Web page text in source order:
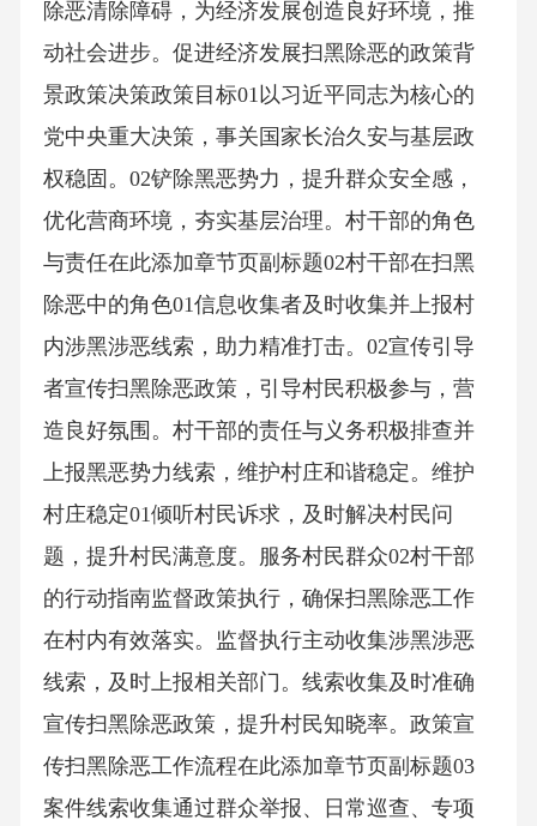
除恶清除障碍，为经济发展创造良好环境，推
动社会进步。促进经济发展扫黑除恶的政策背
景政策决策政策目标01以习近平同志为核心的
党中央重大决策，事关国家长治久安与基层政
权稳固。02铲除黑恶势力，提升群众安全感，
优化营商环境，夯实基层治理。村干部的角色
与责任在此添加章节页副标题02村干部在扫黑
除恶中的角色01信息收集者及时收集并上报村
内涉黑涉恶线索，助力精准打击。02宣传引导
者宣传扫黑除恶政策，引导村民积极参与，营
造良好氛围。村干部的责任与义务积极排查并
上报黑恶势力线索，维护村庄和谐稳定。维护
村庄稳定01倾听村民诉求，及时解决村民问
题，提升村民满意度。服务村民群众02村干部
的行动指南监督政策执行，确保扫黑除恶工作
在村内有效落实。监督执行主动收集涉黑涉恶
线索，及时上报相关部门。线索收集及时准确
宣传扫黑除恶政策，提升村民知晓率。政策宣
传扫黑除恶工作流程在此添加章节页副标题03
案件线索收集通过群众举报、日常巡查、专项